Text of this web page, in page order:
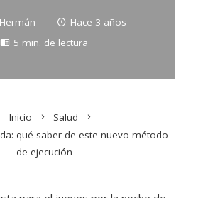
Hace 3 años
5 min. de lectura
Inicio
Salud
qué saber de este nuevo método
de ejecución